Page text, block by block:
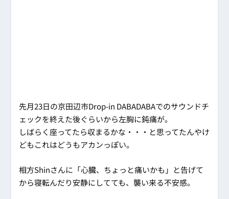
先月23日の京田辺市Drop-in DABADABAでのサウンドチ
ェックを終えた後ぐらいから左胸に鈍痛が。
しばらく座ってたら収まるかな・・・と思ってたんやけ
どもこれはどうもアカンっぽい。
相方Shinさんに「心臓、ちょっと痛いかも」と告げて
から寝転んだり安静にしてても、襲い来る不安感。